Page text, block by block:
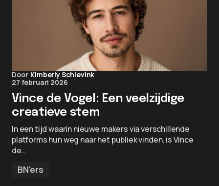
Door Kimberly Schievink
27 februari 2026
Vince de Vogel: Een veelzijdige
creatieve stem
In een tijd waarin nieuwe makers via verschillende
platforms hun weg naar het publiek vinden, is Vince
de…
BN'ers